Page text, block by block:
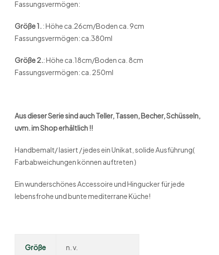
Fassungsvermögen:
Größe 1.: Höhe ca.26cm/Boden ca. 9cm
Fassungsvermögen: ca.380ml
Größe 2.: Höhe ca.18cm/Boden ca. 8cm
Fassungsvermögen: ca. 250ml
Aus dieser Serie sind auch Teller, Tassen, Becher, Schüsseln,
uvm. im Shop erhältlich !!
Handbemalt/ lasiert / jedes ein Unikat, solide Ausführung(
Farbabweichungen können auftreten )
Ein wunderschönes Accessoire und Hingucker für jede
lebensfrohe und bunte mediterrane Küche!
Größe n. v.